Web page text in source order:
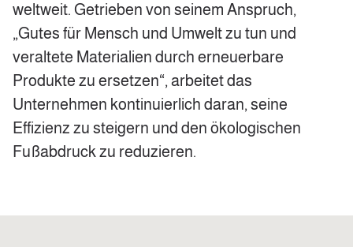
weltweit. Getrieben von seinem Anspruch,
„Gutes für Mensch und Umwelt zu tun und
veraltete Materialien durch erneuerbare
Produkte zu ersetzen“, arbeitet das
Unternehmen kontinuierlich daran, seine
Effizienz zu steigern und den ökologischen
Fußabdruck zu reduzieren.